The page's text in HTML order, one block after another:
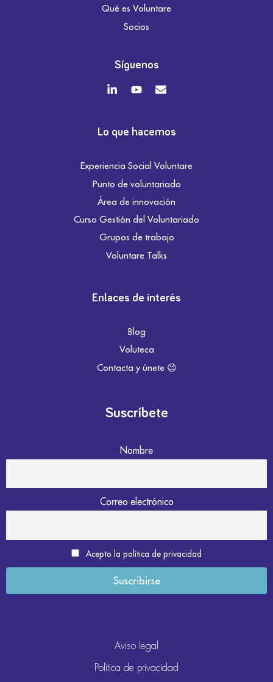
Qué es Voluntare
Socios
Síguenos
Lo que hacemos
Experiencia Social Voluntare
Punto de voluntariado
Área de innovación
Curso Gestión del Voluntariado
Grupos de trabajo
Voluntare Talks
Enlaces de interés
Blog
Voluteca
Contacta y únete 😉
Suscríbete
Nombre
Correo electrónico
Acepto la política de privacidad
Aviso legal
Política de privacidad